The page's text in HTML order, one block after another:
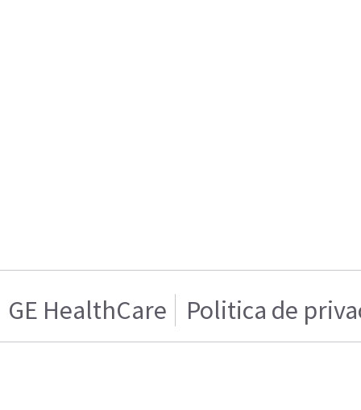
GE HealthCare Politica de